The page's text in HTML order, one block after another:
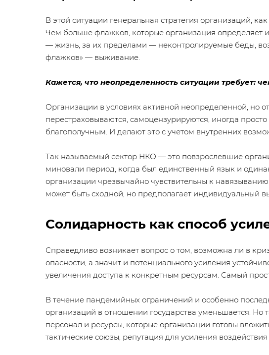
В этой ситуации генеральная стратегия организаций,
Чем больше флажков, которые организация определяет
— жизнь, за их пределами — неконтролируемые беды,
флажков» — выживание.
Кажется, что неопределенность ситуации требует:
Организации в условиях активной неопределенной, но
перестраховываются, самоцензурируются, иногда
благополучным. И делают это с учетом внутренних
Так называемый сектор НКО — это повзрослевшие
миновали период, когда был единственный язык и
организации чрезвычайно чувствительны к
может быть сходной, но предполагает индивидуальный
Солидарность как способ
Справедливо возникает вопрос о том, возможна ли в
опасности, а значит и потенциального усиления
увеличения доступа к конкретным ресурсам. Самый
В течение пандемийных ограничений и особенно
организаций в отношении государства уменьшается.
персонал и ресурсы, которые организации готовы
тактические союзы, репутация для усиления